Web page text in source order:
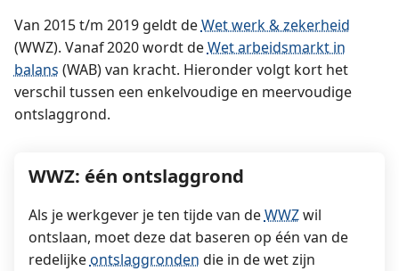
Van 2015 t/m 2019 geldt deWet werk & zekerheid
(WWZ). Vanaf 2020 wordt deWet arbeidsmarkt in
balans (WAB) van kracht. Hieronder volgt kort het
verschil tussen een enkelvoudige en meervoudige
ontslaggrond.
WWZ: één ontslaggrond
Als je werkgever je ten tijde van deWWZwil
ontslaan, moet deze dat baseren op één van de
redelijkeontslaggronden die in de wet zijn